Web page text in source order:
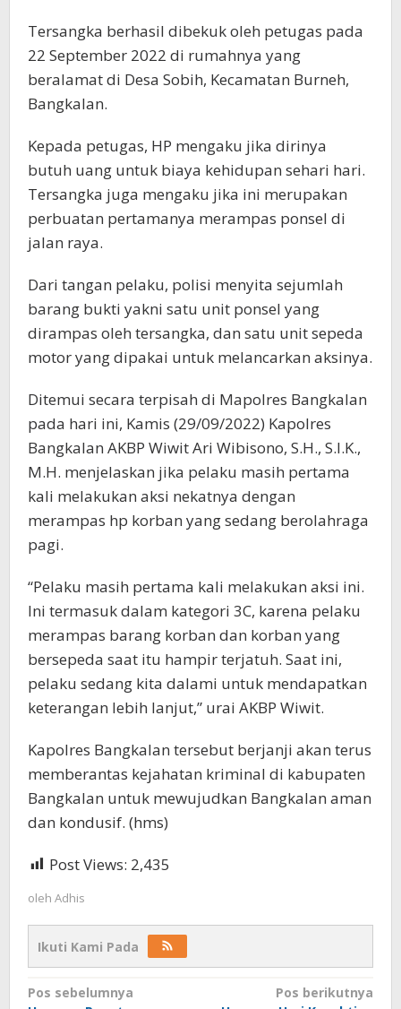
Tersangka berhasil dibekuk oleh petugas pada
22 September 2022 di rumahnya yang
beralamat di Desa Sobih, Kecamatan Burneh,
Bangkalan.
Kepada petugas, HP mengaku jika dirinya
butuh uang untuk biaya kehidupan sehari hari.
Tersangka juga mengaku jika ini merupakan
perbuatan pertamanya merampas ponsel di
jalan raya.
Dari tangan pelaku, polisi menyita sejumlah
barang bukti yakni satu unit ponsel yang
dirampas oleh tersangka, dan satu unit sepeda
motor yang dipakai untuk melancarkan aksinya.
Ditemui secara terpisah di Mapolres Bangkalan
pada hari ini, Kamis (29/09/2022) Kapolres
Bangkalan AKBP Wiwit Ari Wibisono, S.H., S.I.K.,
M.H. menjelaskan jika pelaku masih pertama
kali melakukan aksi nekatnya dengan
merampas hp korban yang sedang berolahraga
pagi.
“Pelaku masih pertama kali melakukan aksi ini.
Ini termasuk dalam kategori 3C, karena pelaku
merampas barang korban dan korban yang
bersepeda saat itu hampir terjatuh. Saat ini,
pelaku sedang kita dalami untuk mendapatkan
keterangan lebih lanjut,” urai AKBP Wiwit.
Kapolres Bangkalan tersebut berjanji akan terus
memberantas kejahatan kriminal di kabupaten
Bangkalan untuk mewujudkan Bangkalan aman
dan kondusif. (hms)
Post Views: 2,435
oleh Adhis
Ikuti Kami Pada
Navigasi
Pos sebelumnya
Pos berikutnya